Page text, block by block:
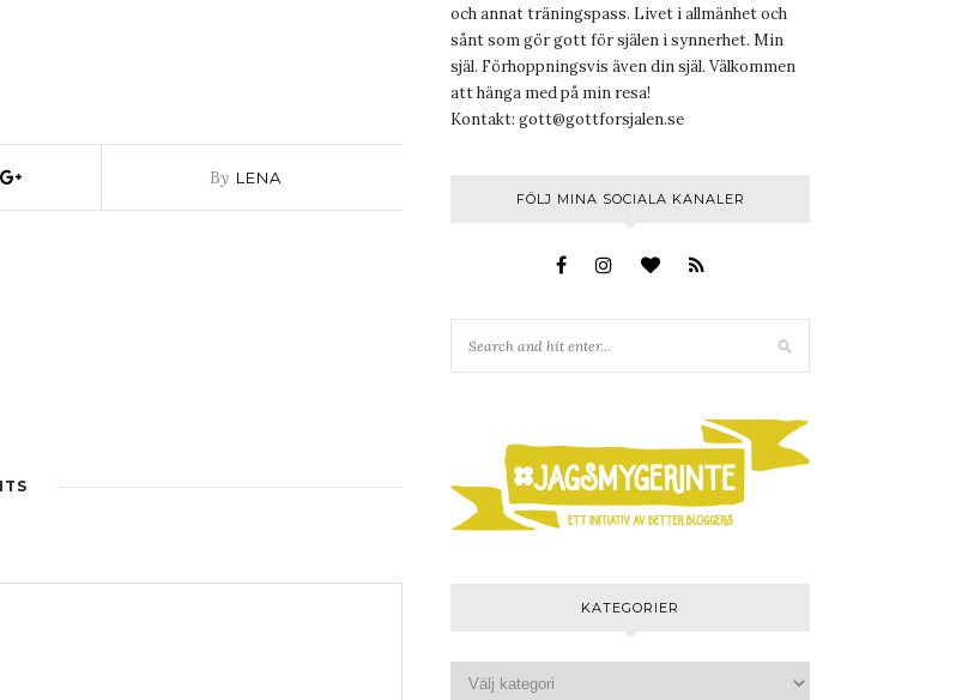
By LENA
och annat träningspass. Livet i allmänhet och
sånt som gör gott för själen i synnerhet. Min
själ. Förhoppningsvis även din själ. Välkommen
att hänga med på min resa!
Kontakt: gott@gottforsjalen.se
FÖLJ MINA SOCIALA KANALER
KATEGORIER